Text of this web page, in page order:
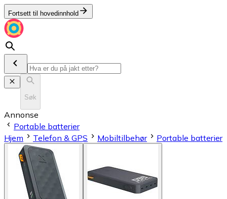
Fortsett til hovedinnhold
Søk
Annonse
Portable batterier
Hjem
Telefon & GPS Mobiltilbehør Portable batterier